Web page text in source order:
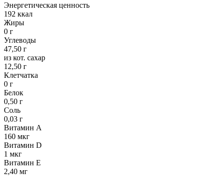
Энергетическая ценность
192 ккал
Жиры
0 г
Углеводы
47,50 г
из кот. сахар
12,50 г
Клетчатка
0 г
Белок
0,50 г
Соль
0,03 г
Витамин А
160 мкг
Витамин D
1 мкг
Витамин Е
2,40 мг